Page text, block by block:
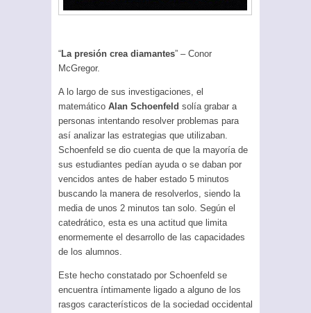
“La presión crea diamantes” – Conor
McGregor.
A lo largo de sus investigaciones, el
matemático Alan Schoenfeld solía grabar a
personas intentando resolver problemas para
así analizar las estrategias que utilizaban.
Schoenfeld se dio cuenta de que la mayoría de
sus estudiantes pedían ayuda o se daban por
vencidos antes de haber estado 5 minutos
buscando la manera de resolverlos, siendo la
media de unos 2 minutos tan solo. Según el
catedrático, esta es una actitud que limita
enormemente el desarrollo de las capacidades
de los alumnos.
Este hecho constatado por Schoenfeld se
encuentra íntimamente ligado a alguno de los
rasgos característicos de la sociedad occidental